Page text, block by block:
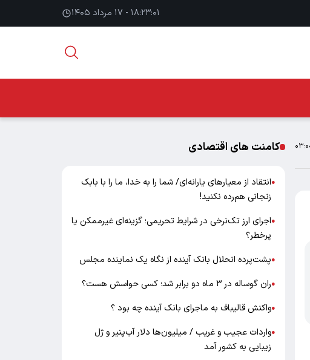
۱۸:۲۳:۰۲ - ۱۷ مرداد ۱۴۰۵
کامنت های اقتصادی
●انتقاد از معیارهای یارانه‌ای/ شما را به خدا، ما را با بابک
زنجانی هم‌رده نکنید!
●اجرای ارز تک‌نرخی در شرایط تحریمی؛ گزینه‌ای غیرممکن یا
پرخطر؟
●پشت‌پرده انحلال بانک آینده از نگاه یک نماینده مجلس
●ران گوساله در ۳ ماه دو برابر شد؛ کسی حواسش هست؟
●واکنش قالیباف به ماجرای بانک آینده چه بود ؟
●واردات عجیب و غریب / میلیون‌ها دلار آب‌پنیر و ژل
زیبایی به کشور آمد